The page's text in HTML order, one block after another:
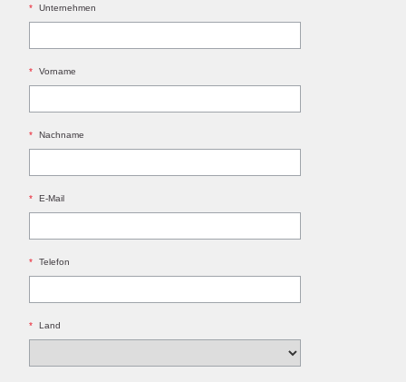
* Unternehmen
* Vorname
* Nachname
* E-Mail
* Telefon
* Land